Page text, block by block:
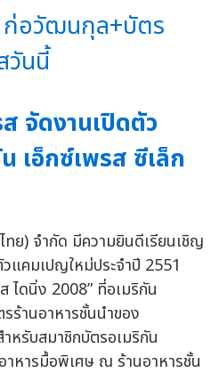
ก่อวัฒนกุล+บัตร
วันนี้
จัดงานเปิดตัว
เอ็กซ์เพรส ซีเล็ก
ทย) จำกัด มีความยินดีเรียนเชิญ
แคมเปญใหม่ประจำปี 2551
ไดนิ่ง 2008” ที่อเมริกัน
ร้านอาหารชั้นนำของ
หรับสมาชิกบัตรอเมริกัน
าหารมื้อพิเศษ ณ ร้านอาหารชั้น